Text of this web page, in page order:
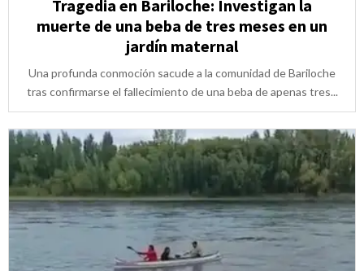
Tragedia en Bariloche: Investigan la
muerte de una beba de tres meses en un
jardín maternal
Una profunda conmoción sacude a la comunidad de Bariloche
tras confirmarse el fallecimiento de una beba de apenas tres...